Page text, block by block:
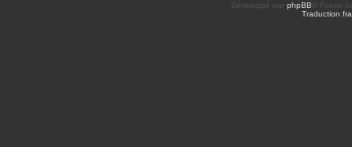
Développé par phpBB ® Forum
Traduction